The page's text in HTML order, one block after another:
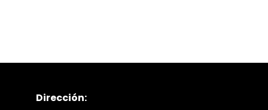
Dirección: